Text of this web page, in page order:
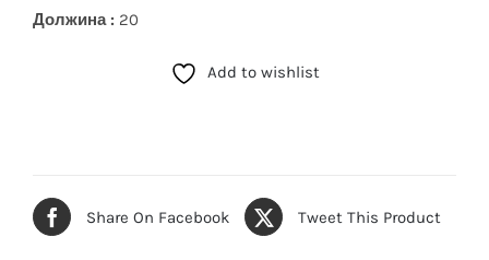
Должина : 20
Add to wishlist
Share On Facebook Tweet This Product